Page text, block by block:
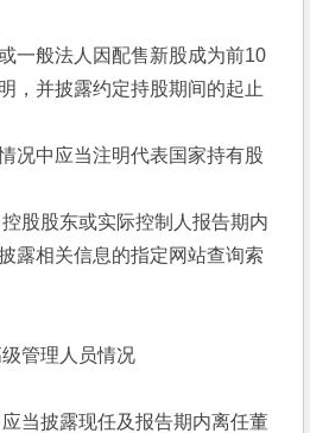
般法人因配售新股成为前10
，并披露约定持股期间的起止
中应当注明代表国家持有股
股东或实际控制人报告期内
露相关信息的指定网站查询索
管理人员情况
披露现任及报告期内离任董